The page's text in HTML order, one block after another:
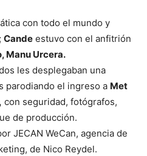
con todo el mundo y
Cande estuvo con el anfitrión
Manu Urcera.
les desplegaban una
parodiando el ingreso a Met
con seguridad, fotógrafos,
de producción.
JECAN WeCan, agencia de
de Nico Reydel.